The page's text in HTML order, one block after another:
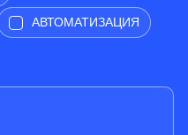
АВТОМАТИЗАЦИЯ